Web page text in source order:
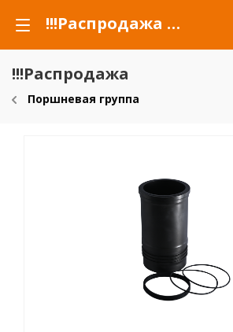
!!!Распродажа для автомобилей российских марок и сельхозтехники
!!!Распродажа
Поршневая группа